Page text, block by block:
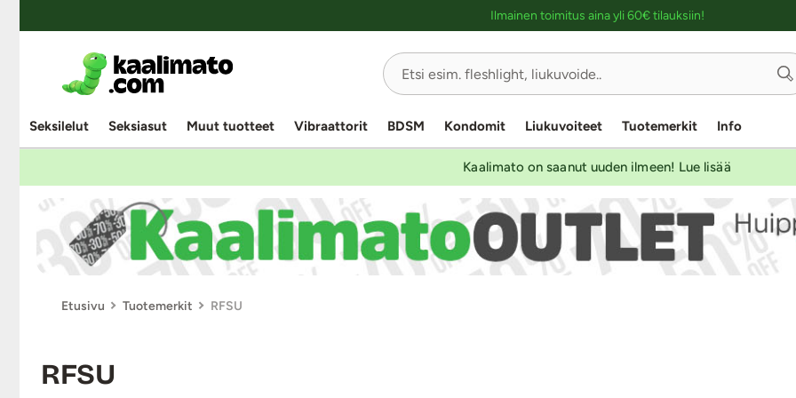
Ilmainen toimitus aina yli 60€ tilauksiin!
Seksilelut Seksiasut Muut tuotteet Vibraattorit BDSM Kondomit Liukuvoiteet Tuotemerkit Info
Kaalimato on saanut uuden ilmeen! Lue lisää
Etusivu Tuotemerkit RFSU
RFSU